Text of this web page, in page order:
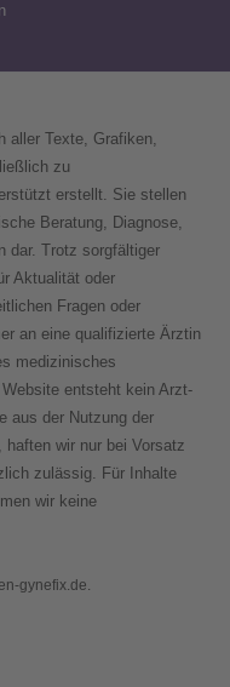
aller Texte, Grafiken,
zu
erstellt. Sie stellen
Beratung, Diagnose,
dar. Trotz sorgfältiger
Aktualität oder
Fragen oder
an eine qualifizierte Ärztin
medizinisches
entsteht kein Arzt-
aus der Nutzung der
wir nur bei Vorsatz
zulässig. Für Inhalte
wir keine
gynefix.de.